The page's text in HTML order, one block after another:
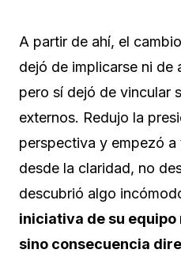
A partir de ahí, el
dejó de implicarse ni de
pero sí dejó de vincular
externos. Redujo la
perspectiva y empezó
desde la claridad, no
descubrió algo
iniciativa de su equipo
sino consecuencia